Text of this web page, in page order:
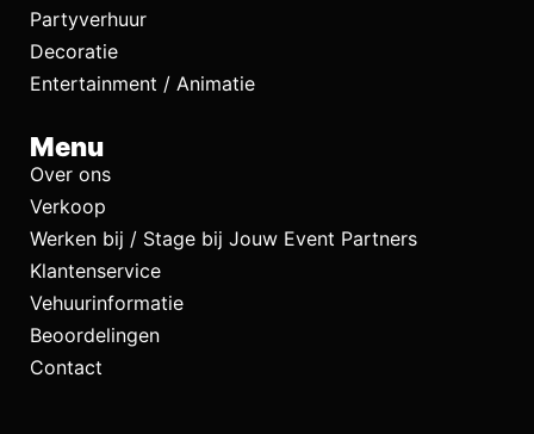
Partyverhuur
Decoratie
Entertainment / Animatie
Menu
Over ons
Verkoop
Werken bij / Stage bij Jouw Event Partners
Klantenservice
Vehuurinformatie
Beoordelingen
Contact